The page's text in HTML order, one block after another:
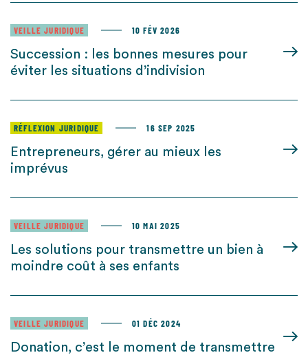
VEILLE JURIDIQUE 10 FÉV 2026
Succession : les bonnes mesures pour
éviter les situations d’indivision
RÉFLEXION JURIDIQUE 16 SEP 2025
Entrepreneurs, gérer au mieux les
imprévus
VEILLE JURIDIQUE 10 MAI 2025
Les solutions pour transmettre un bien à
moindre coût à ses enfants
VEILLE JURIDIQUE 01 DÉC 2024
Donation, c’est le moment de transmettre